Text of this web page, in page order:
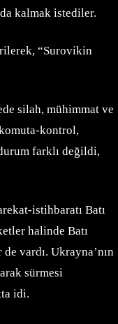
kalmak istediler.
“Surovikin
silah, mühimmat ve
kontrol,
farklı değildi,
istihbaratı Batı
halinde Batı
vardı. Ukrayna’nın
sürmesi
idi.